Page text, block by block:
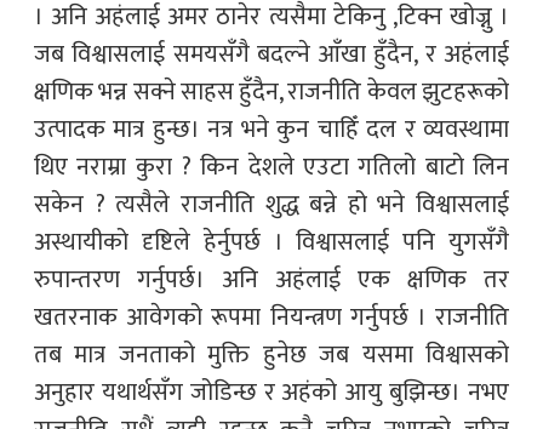
। अनि अहंलाई अमर ठानेर त्यसैमा टेकिनु ,टिक्न खोज्नु ।
जब विश्वासलाई समयसँगै बदल्ने आँखा हुँदैन, र अहंलाई
क्षणिक भन्न सक्ने साहस हुँदैन, राजनीति केवल झुटहरूको
उत्पादक मात्र हुन्छ। नत्र भने कुन चाहिँ दल र व्यवस्थामा
थिए नराम्रा कुरा ? किन देशले एउटा गतिलो बाटो लिन
सकेन ? त्यसैले राजनीति शुद्ध बन्ने हो भने विश्वासलाई
अस्थायीको दृष्टिले हेर्नुपर्छ । विश्वासलाई पनि युगसँगै
रुपान्तरण गर्नुपर्छ। अनि अहंलाई एक क्षणिक तर
खतरनाक आवेगको रूपमा नियन्त्रण गर्नुपर्छ । राजनीति
तब मात्र जनताको मुक्ति हुनेछ जब यसमा विश्वासको
अनुहार यथार्थसँग जोडिन्छ र अहंको आयु बुझिन्छ। नभए